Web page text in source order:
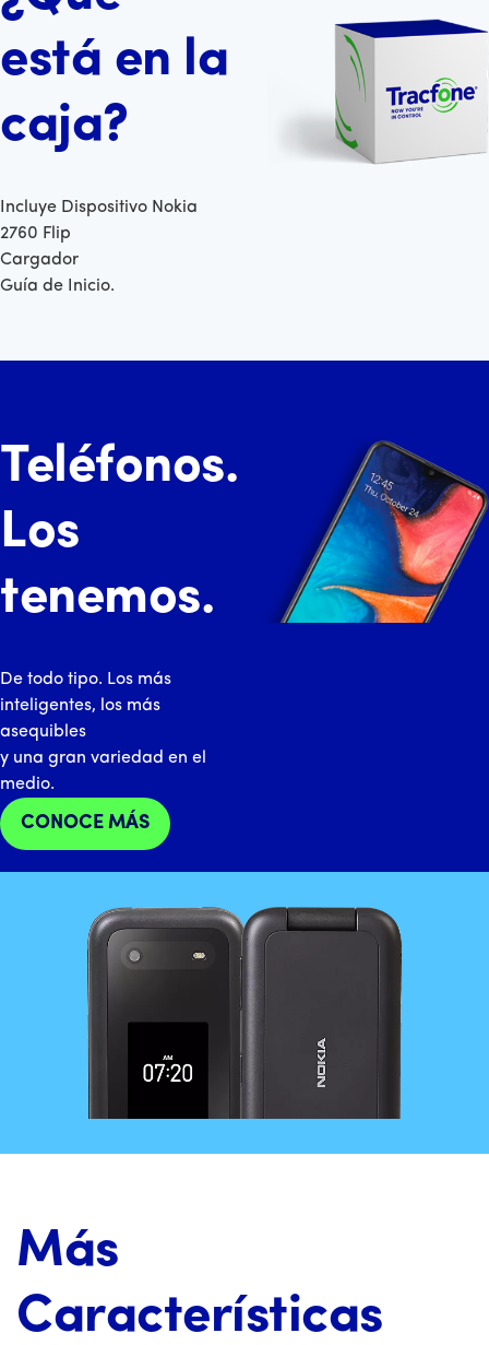
está en la
caja?
Incluye Dispositivo Nokia
2760 Flip
Cargador
Guía de Inicio.
Teléfonos.
Los
tenemos.
De todo tipo. Los más
inteligentes, los más
asequibles
y una gran variedad en el
medio.
CONOCE MÁS
Más
Características